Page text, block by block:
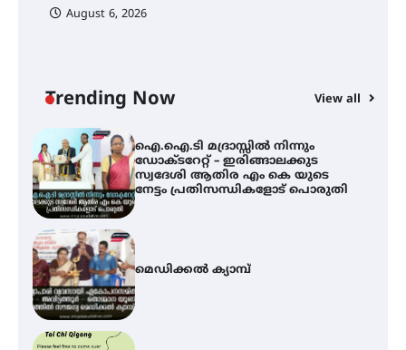
August 6, 2026
Trending Now View all
ഐ.ഐ.ടി മദ്രാസ്സിൽ നിന്നും
ഡോക്ടറേറ്റ് – ഇരിങ്ങാലക്കുട
സ്വദേശി ആതിര എം കെ യുടെ
നേട്ടം പ്രതിസന്ധികളോട് പൊരുതി
മെഡിക്കൽ ക്യാമ്പ്